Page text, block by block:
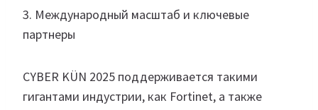
3. Международный масштаб и ключевые
партнеры
CYBER KÜN 2025 поддерживается такими
гигантами индустрии, как Fortinet, а также